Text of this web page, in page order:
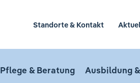
Standorte & Kontakt
Pflege & Beratung Ausbildung